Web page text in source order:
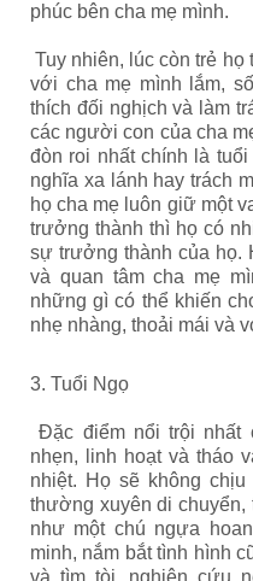
phúc bên cha mẹ mình.
Tuy nhiên, lúc còn trẻ
với cha mẹ mình lắm,
thích đối nghịch và làm
các người con của cha
đòn roi nhất chính là
nghĩa xa lánh hay trách
họ cha mẹ luôn giữ một
trưởng thành thì họ có
sự trưởng thành của họ.
và quan tâm cha mẹ
những gì có thể khiến
nhẹ nhàng, thoải mái và
3. Tuổi Ngọ
Đặc điểm nổi trội nhất
nhẹn, linh hoạt và tháo
nhiệt. Họ sẽ không
thường xuyên di
như một chú ngựa
minh, nắm bắt tình hình
và tìm tòi, nghiên cứu